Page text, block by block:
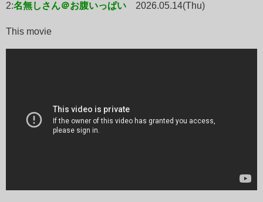
2:名無しさん＠お腹いっぱい 2026.05.14(Thu)
This movie